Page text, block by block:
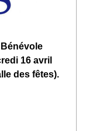
16 avril
des fêtes).